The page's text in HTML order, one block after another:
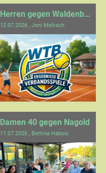
Herren gegen Waldenbuch
12.07.2026 , Joni Meltsch
Damen 40 gegen Nagold
11.07.2026 , Bettina Haboic